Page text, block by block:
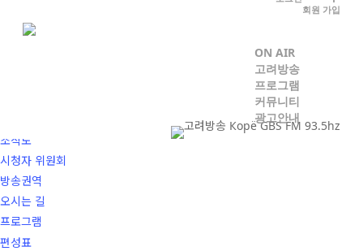
조직도
시청자 위원회
방송권역
오시는 길
프로그램
편성표
ON AIR
고려방송
프로그램
커뮤니티
광고안내
회원 가입